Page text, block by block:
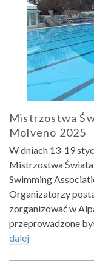
Mistrzostwa
Molveno 2025
W dniach 13-19
Mistrzostwa
Swimming
Organizatorzy
zorganizować w
przeprowadzone
dalej